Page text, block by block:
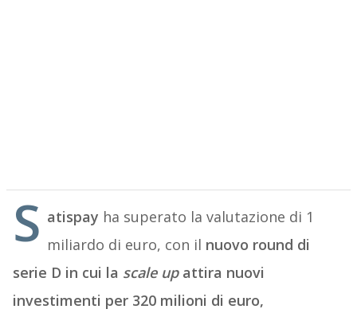
S atispay ha superato la valutazione di 1
miliardo di euro, con il nuovo round di
serie D in cui la scale upattira nuovi
investimenti per 320 milioni di euro,